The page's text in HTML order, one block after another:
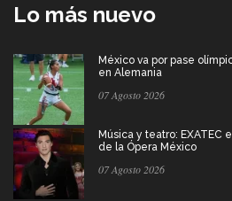
Lo más nuevo
México va por pase
en Alemania
07 Agosto 2026
Música y teatro: EXATEC
de la Ópera México
07 Agosto 2026